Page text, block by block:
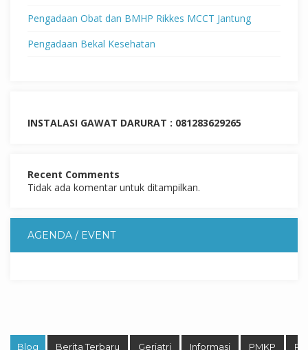
Pengadaan Obat dan BMHP Rikkes MCCT Jantung
Pengadaan Bekal Kesehatan
INSTALASI GAWAT DARURAT : 081283629265
Recent Comments
Tidak ada komentar untuk ditampilkan.
AGENDA / EVENT
Blog Berita Terbaru Geriatri Informasi PMKP